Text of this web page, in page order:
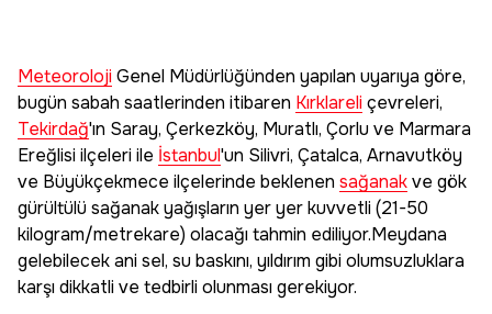
MeteorolojiGenel Müdürlüğünden yapılan uyarıya göre,
bugün sabah saatlerinden itibaren Kırklareliçevreleri,
Tekirdağ'ın Saray, Çerkezköy, Muratlı, Çorlu ve Marmara
Ereğlisi ilçeleri ile İstanbul'un Silivri, Çatalca, Arnavutköy
ve Büyükçekmece ilçelerinde beklenen sağanakve gök
gürültülü sağanak yağışların yer yer kuvvetli (21-50
kilogram/metrekare) olacağı tahmin ediliyor.Meydana
gelebilecek ani sel, su baskını, yıldırım gibi olumsuzluklara
karşı dikkatli ve tedbirli olunması gerekiyor.